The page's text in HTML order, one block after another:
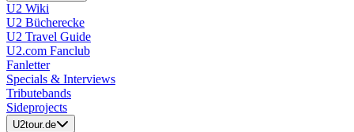
U2 Wiki
U2 Bücherecke
U2 Travel Guide
U2.com Fanclub
Fanletter
Specials & Interviews
Tributebands
Sideprojects
U2tour.de